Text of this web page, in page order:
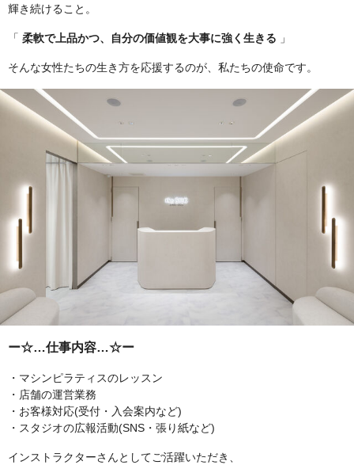
輝き続けること。
「 柔軟で上品かつ、自分の価値観を大事に強く生きる 」
そんな女性たちの生き方を応援するのが、私たちの使命です。
ー☆…仕事内容…☆ー
・マシンピラティスのレッスン
・店舗の運営業務
・お客様対応(受付・入会案内など)
・スタジオの広報活動(SNS・張り紙など)
インストラクターさんとしてご活躍いただき、